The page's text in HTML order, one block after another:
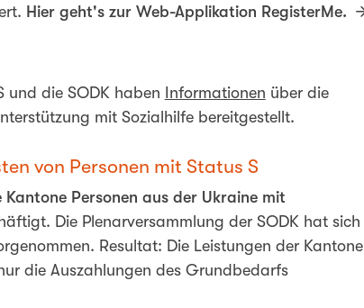
Hier geht's zur Web-Applikation RegisterMe.
und die SODK haben Informationen über die
mit Sozialhilfe bereitgestellt.
von Personen mit Status S
Personen aus der Ukraine mit
Die Plenarversammlung der SODK hat sich
Resultat: Die Leistungen der Kantone
die Auszahlungen des Grundbedarfs